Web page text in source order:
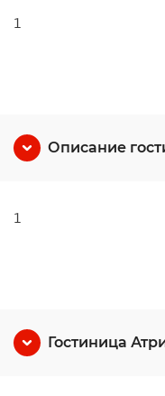
1
Описание
1
Гостиница